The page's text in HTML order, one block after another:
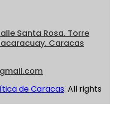
Santa Rosa. Torre
Caracas
de Caracas. All rights